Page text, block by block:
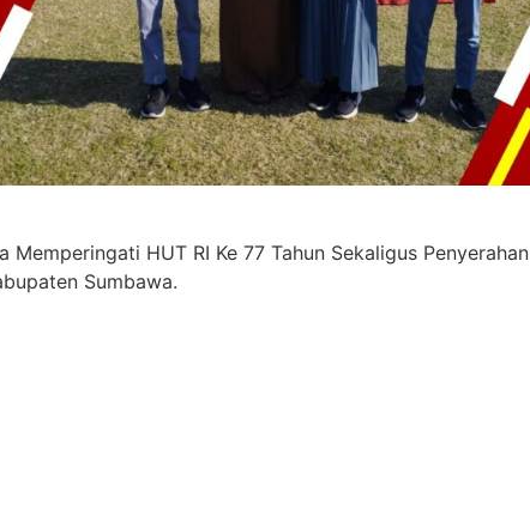
HUT RI Ke 77 Tahun Sekaligus Penyerahan
Sumbawa.